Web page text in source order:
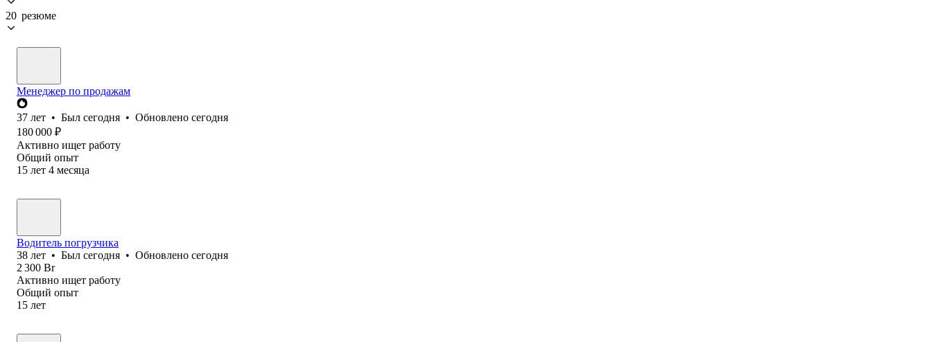
20 резюме
Менеджер по продажам
37 лет • Был сегодня • Обновлено сегодня
180 000 ₽
Активно ищет работу
Общий опыт
15 лет 4 месяца
Водитель погрузчика
38 лет • Был сегодня • Обновлено сегодня
2 300 Br
Активно ищет работу
Общий опыт
15 лет